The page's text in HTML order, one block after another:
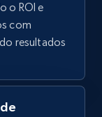
Initial
more.
o ROI e
com
resultados